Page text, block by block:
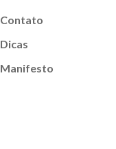
Contato
Dicas
Manifesto